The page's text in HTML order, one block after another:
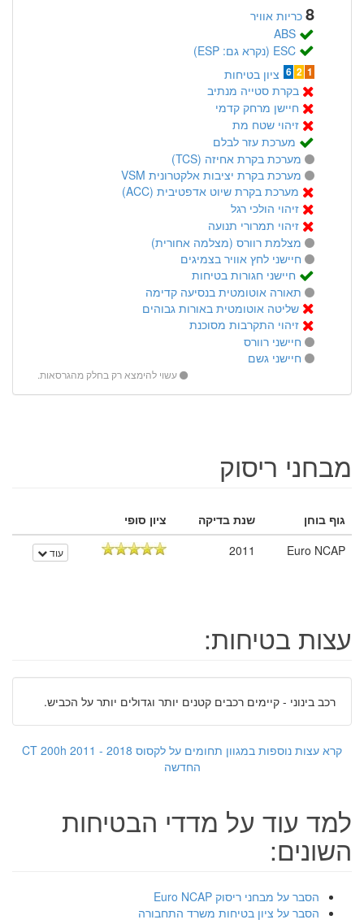
8 כריות אוויר
ABS
ESC (נקרא גם: ESP)
1
2
6 ציון בטיחות
בקרת סטייה מנתיב
חיישן מרחק קדמי
זיהוי שטח מת
מערכת עזר לבלם
מערכת בקרת אחיזה (TCS)
מערכת בקרת יציבות אלקטרונית VSM
מערכת בקרת שיוט אדפטיבית (ACC)
זיהוי הולכי רגל
זיהוי תמרורי תנועה
מצלמת רוורס (מצלמה אחורית)
חיישני לחץ אוויר בצמיגים
חיישני חגורות בטיחות
תאורה אוטומטית בנסיעה קדימה
שליטה אוטומטית באורות גבוהים
זיהוי התקרבות מסוכנת
חיישני רוורס
חיישני גשם
עשוי להימצא רק בחלק מהגרסאות.
מבחני ריסוק
גוף בוחן שנת בדיקה
ציון סופי
Euro NCAP
2011 עוד
עצות בטיחות:
רכב בינוני - קיימים רכבים קטנים יותר וגדולים יותר על הכביש.
קרא עצות נוספות במגוון תחומים על לקסוס CT 200h 2011 - 2018
החדשה
למד עוד על מדדי הבטיחות
השונים:
הסבר על מבחני ריסוק Euro NCAP
הסבר על ציון בטיחות משרד התחבורה